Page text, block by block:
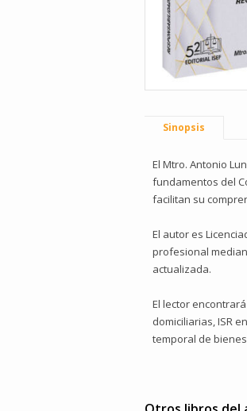
Sinopsis
El Mtro. Antonio
fundamentos del
facilitan su
El autor es
profesional
actualizada.
El lector
domiciliarias, ISR
temporal de